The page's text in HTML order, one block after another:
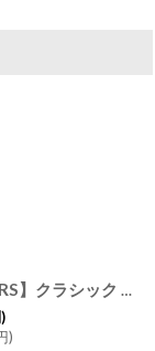
【STACKERS】クラシック ジュエリーボックス 25sec ペブルグレー PebbleGrey スタッカーズ ロンドン イギリス
)